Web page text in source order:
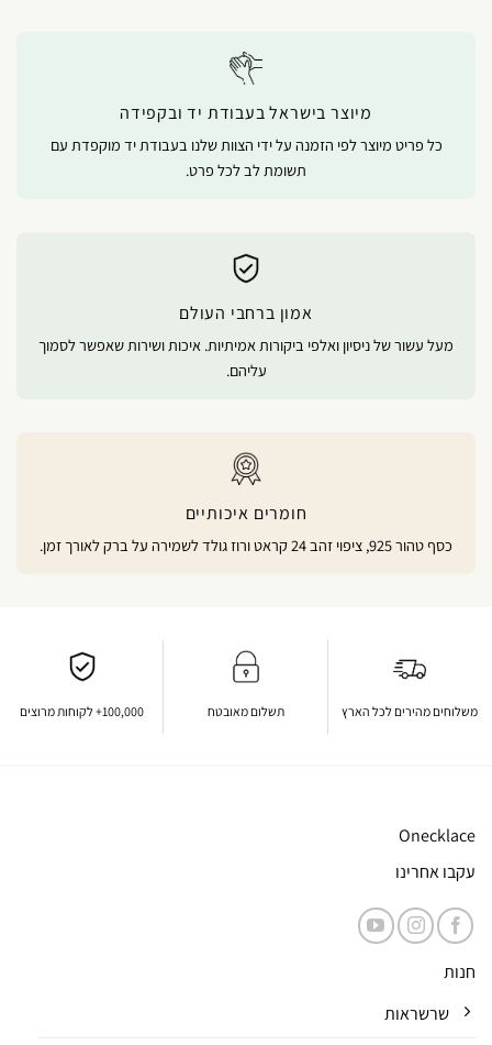
מיוצר בישראל בעבודת יד ובקפידה
כל פריט מיוצר לפי הזמנה על ידי הצוות שלנו בעבודת יד מוקפדת עם
תשומת לב לכל פרט.
אמון ברחבי העולם
מעל עשור של ניסיון ואלפי ביקורות אמיתיות. איכות ושירות שאפשר לסמוך
עליהם.
חומרים איכותיים
כסף טהור 925, ציפוי זהב 24 קראט ורוז גולד לשמירה על ברק לאורך זמן.
משלוחים מהירים לכל הארץ תשלום מאובטח 100,000+ לקוחות מרוצים
Onecklace
עקבו אחרינו
חנות
שרשראות